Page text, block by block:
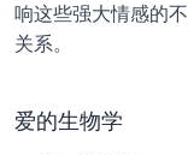
响这些强大情感的
关系。
爱的生物学